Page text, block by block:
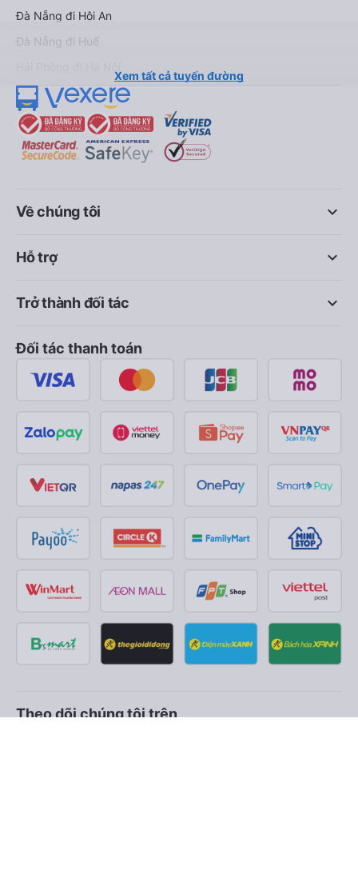
Đà Nẵng đi Hội An
Đà Nẵng đi Huế
Xem tất cả tuyến đường
keyboard_arrow_down
Về chúng tôi
keyboard_arrow_down
Hỗ trợ
keyboard_arrow_down
Trở thành đối tác
Đối tác thanh toán
Theo dõi chúng tôi trên